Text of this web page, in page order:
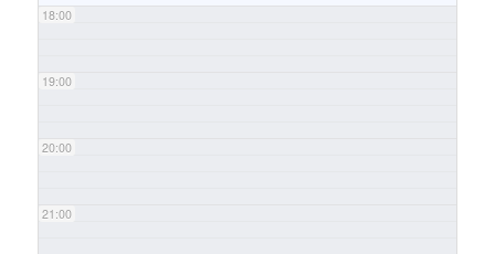
18:00
19:00
20:00
21:00